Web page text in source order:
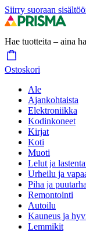
Siirry suoraan
Hae tuotteita – aina
Ostoskori
Ale
Ajankohtaista
Elektroniikka
Kodinkoneet
Kirjat
Koti
Muoti
Lelut ja
Urheilu ja
Piha ja puutarha
Remontointi
Autoilu
Kauneus ja
Lemmikit